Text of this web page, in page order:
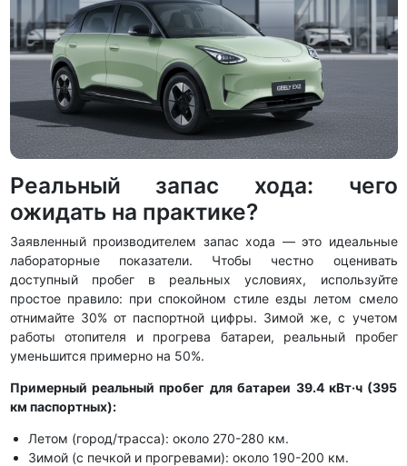
Реальный запас хода: чего
ожидать на практике?
Заявленный производителем запас хода — это идеальные
лабораторные показатели. Чтобы честно оценивать
доступный пробег в реальных условиях, используйте
простое правило: при спокойном стиле езды летом смело
отнимайте 30% от паспортной цифры. Зимой же, с учетом
работы отопителя и прогрева батареи, реальный пробег
уменьшится примерно на 50%.
Примерный реальный пробег для батареи 39.4 кВт·ч (395
км паспортных):
Летом (город/трасса): около 270-280 км.
Зимой (с печкой и прогревами): около 190-200 км.